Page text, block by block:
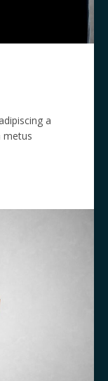
a
metus